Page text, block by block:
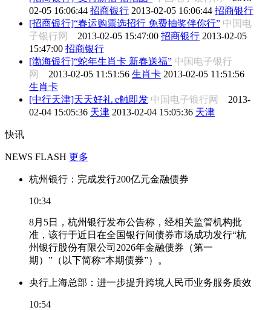
02-05 16:06:44 招商银行 2013-02-05 16:06:44 招商银行
[招商银行]“春运购票选招行 免费抽奖伴你行” 中国电
子银行网 2013-02-05 15:47:00 招商银行 2013-02-05
15:47:00 招商银行
[渤海银行]“蛇年生肖卡 新春送福” 中国电子银行
网 2013-02-05 11:51:56 生肖卡 2013-02-05 11:51:56
生肖卡
[中行天津]天天好礼 e触即发 中国电子银行网 2013-
02-04 15:05:36 天津 2013-02-04 15:05:36 天津
快讯
NEWS FLASH 更多
杭州银行：完成发行200亿元金融债券
10:34
8月5日，杭州银行发布公告称，经相关监管机构批
准，该行于近日在全国银行间债券市场成功发行“杭
州银行股份有限公司2026年金融债券（第一
期）”（以下简称“本期债券”）。
央行上海总部：进一步提升跨境人民币业务服务质效
10:54